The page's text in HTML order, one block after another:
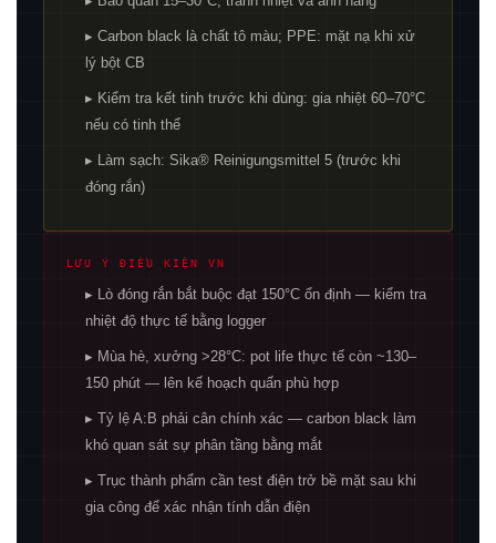
▸ Carbon black là chất tô màu; PPE: mặt nạ khi xử
lý bột CB
▸ Kiểm tra kết tinh trước khi dùng: gia nhiệt 60–70°C
nếu có tinh thể
▸ Làm sạch: Sika® Reinigungsmittel 5 (trước khi
đóng rắn)
LƯU Ý ĐIỀU KIỆN VN
▸ Lò đóng rắn bắt buộc đạt 150°C ổn định — kiểm tra
nhiệt độ thực tế bằng logger
▸ Mùa hè, xưởng >28°C: pot life thực tế còn ~130–
150 phút — lên kế hoạch quấn phù hợp
▸ Tỷ lệ A:B phải cân chính xác — carbon black làm
khó quan sát sự phân tầng bằng mắt
▸ Trục thành phẩm cần test điện trở bề mặt sau khi
gia công để xác nhận tính dẫn điện